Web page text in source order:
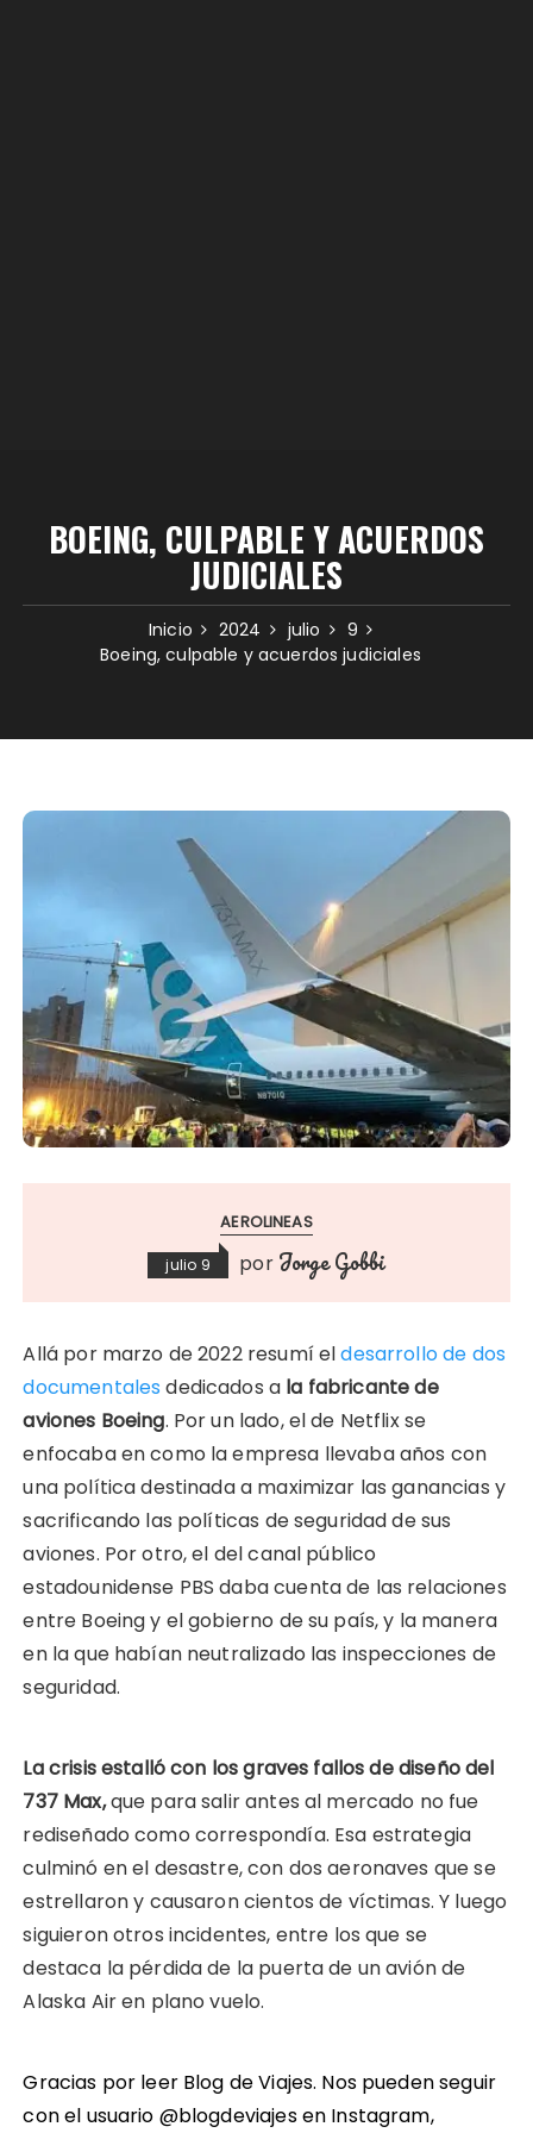
BOEING, CULPABLE Y ACUERDOS
JUDICIALES
Inicio 2024 julio
9
Boeing, culpable y acuerdos judiciales
AEROLINEAS
julio 9 por Jorge Gobbi
Allá por marzo de 2022 resumí eldesarrollo de dos
documentales dedicados a la fabricante de
aviones Boeing. Por un lado, el de Netflix se
enfocaba en como la empresa llevaba años con
una política destinada a maximizar las ganancias y
sacrificando las políticas de seguridad de sus
aviones. Por otro, el del canal público
estadounidense PBS daba cuenta de las relaciones
entre Boeing y el gobierno de su país, y la manera
en la que habían neutralizado las inspecciones de
seguridad.
La crisis estalló con los graves fallos de diseño del
737 Max,que para salir antes al mercado no fue
rediseñado como correspondía. Esa estrategia
culminó en el desastre, con dos aeronaves que se
estrellaron y causaron cientos de víctimas. Y luego
siguieron otros incidentes, entre los que se
destaca la pérdida de la puerta de un avión de
Alaska Air en plano vuelo.
Gracias por leer Blog de Viajes. Nos pueden seguir
con el usuario @blogdeviajes en Instagram,